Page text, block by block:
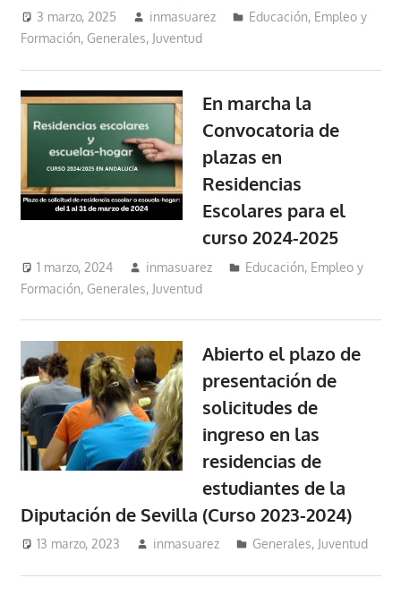
3 marzo, 2025 inmasuarez
Educación, Empleo y
Formación, Generales, Juventud
En marcha la
Convocatoria de
plazas en
Residencias
Escolares para el
curso 2024-2025
1 marzo, 2024 inmasuarez
Educación, Empleo y
Formación, Generales, Juventud
Abierto el plazo de
presentación de
solicitudes de
ingreso en las
residencias de
estudiantes de la
Diputación de Sevilla (Curso 2023-2024)
13 marzo, 2023 inmasuarez Generales, Juventud